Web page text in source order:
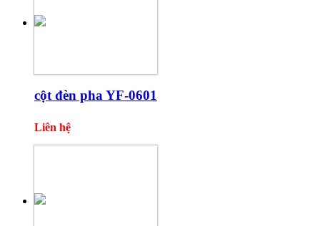
cột đèn pha YF-0601
Liên hệ